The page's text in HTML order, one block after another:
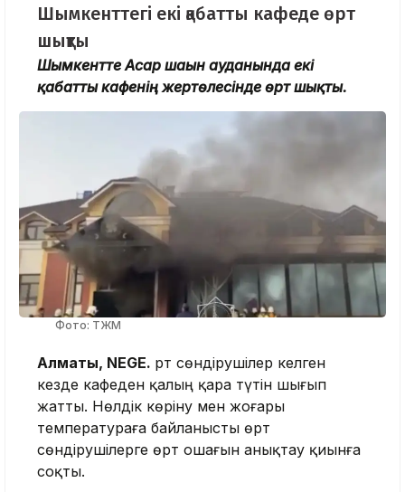
Шымкенттегі екі қабатты кафеде өрт
шықты
Шымкентте Асар шағын ауданында екі
қабатты кафенің жертөлесінде өрт шықты.
Фото: ТЖМ
Алматы, NEGE. Өрт сөндірушілер келген
кезде кафеден қалың қара түтін шығып
жатты. Нөлдік көріну мен жоғары
температураға байланысты өрт
сөндірушілерге өрт ошағын анықтау қиынға
соқты.